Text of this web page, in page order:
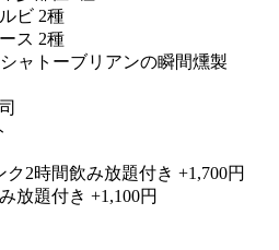
ビ 2種
ス 2種
ャトーブリアンの瞬間燻製
2時間飲み放題付き +1,700円
放題付き +1,100円